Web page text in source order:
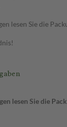
lesen Sie die
lesen Sie die